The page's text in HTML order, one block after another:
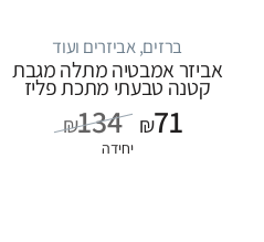
ברזים, אביזרים ועוד
אביזר אמבטיה מתלה מגבת
קטנה טבעתי מתכת פליז
₪134 ₪71
יחידה